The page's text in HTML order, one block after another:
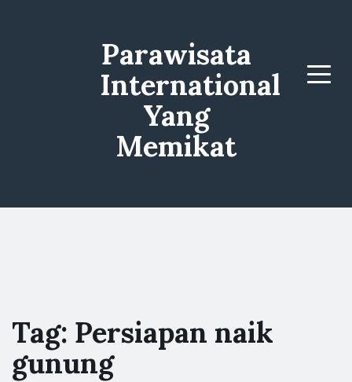
Parawisata
International
Yang
Memikat
Menu
Tag: Persiapan naik
gunung